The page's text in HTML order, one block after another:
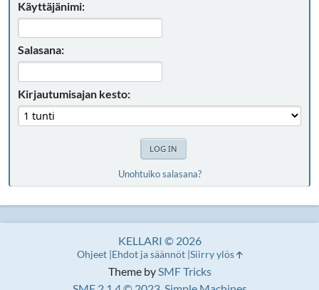
Käyttäjänimi:
Salasana:
Kirjautumisajan kesto:
Unohtuiko salasana?
Theme bySMF Tricks
KELLARI © 2026
Ohjeet Ehdot ja säännöt Siirry ylös